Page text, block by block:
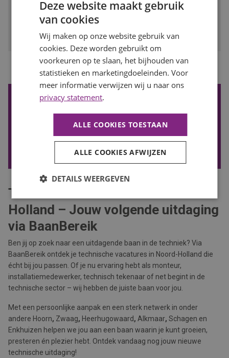
BEKIJK VACATURE
Vorige ... 8
De nieuwste vacatures ontvangen?
Wil je de nieuwste vacatures in je mail ontvangen? Schrijf je
in voor onze vacature alert!
Technische vacatures in Noord-
Holland – Jouw volgende uitdaging
via BaanBereik
Ben jij op zoek naar een uitdagende baan in de techniek? Via
BaanBereik ontdek je technische vacatures in Noord-Holland die
écht bij jou passen. Of je nu ervaring hebt als monteur,
installatiemedewerker, technisch tekenaar of net begint in de
technische sector – wij hebben de juiste baan voor jou.
Met een persoonlijke aanpak en een sterk netwerk in onder
andere Hoorn, Zwaag, Heerhugowaard, Alkmaar, Schagen en
Enkhuizen helpen we jou aan een baan waarin je kunt groeien,
presteren én plezier hebt. Ontdek vandaag nog jouw nieuwe
technische uitdaging!
Deze website maakt gebruik
van cookies
Wij maken op onze website gebruik van
cookies. Deze worden gebruikt om
voorkeuren op te slaan, het bijhouden van
statistieken en marketingdoeleinden. Voor
meer informatie verwijzen wij u naar ons
privacy statement.
ALLE COOKIES TOESTAAN
ALLE COOKIES AFWIJZEN
DETAILS WEERGEVEN